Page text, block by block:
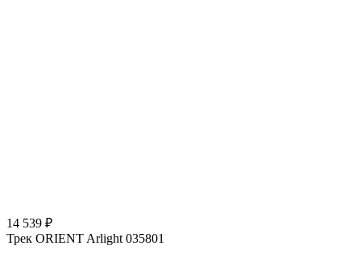
14 539 ₽
Трек ORIENT Arlight 035801